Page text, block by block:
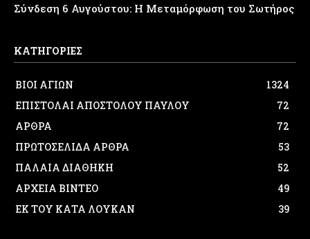
Σύνδεση 6 Αυγούστου: Η Μεταμόρφωση του Σωτήρος
ΚΑΤΗΓΟΡΙΕΣ
ΒΙΟΙ ΑΓΙΩΝ
1324
ΕΠΙΣΤΟΛΑΙ ΑΠΟΣΤΟΛΟΥ ΠΑΥΛΟΥ
72
ΑΡΘΡΑ
72
ΠΡΩΤΟΣΕΛΙΔΑ ΑΡΘΡΑ
53
ΠΑΛΑΙΑ ΔΙΑΘΗΚΗ
52
ΑΡΧΕΙΑ ΒΙΝΤΕΟ
49
ΕΚ ΤΟΥ ΚΑΤΑ ΛΟΥΚΑΝ
39